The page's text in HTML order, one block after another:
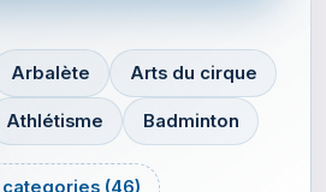
Arbalète Arts du cirque
Athlétisme Badminton
(46)